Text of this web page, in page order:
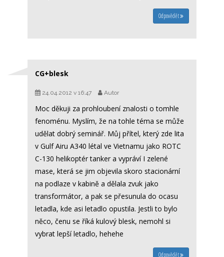
Odpovědět
CG+blesk
24.04.2012 v 16:47 Autor
Moc děkuji za prohloubení znalosti o tomhle
fenoménu. Myslím, že na tohle téma se může
udělat dobrý seminář. Můj přítel, který zde lita
v Gulf Airu A340 létal ve Vietnamu jako ROTC
C-130 helikoptér tanker a vypráví I zelené
mase, která se jim objevila skoro stacionární
na podlaze v kabině a dělala zvuk jako
transformátor, a pak se přesunula do ocasu
letadla, kde asi letadlo opustila. Jestli to bylo
něco, čenu se říká kulový blesk, nemohl si
vybrat lepší letadlo, hehehe
Odpovědět